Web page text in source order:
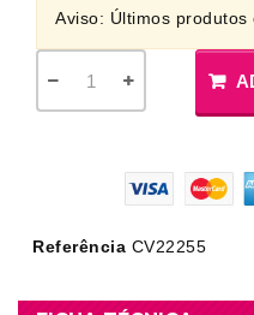
Aviso: Últimos produtos
Referência CV22255